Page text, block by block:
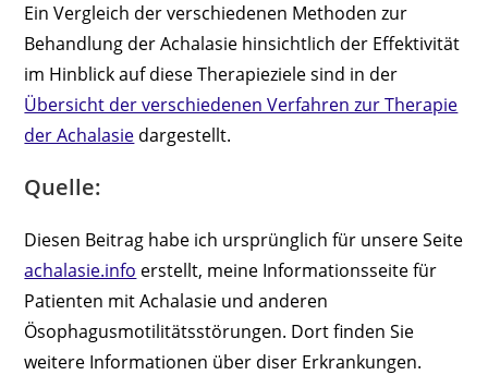
Ein Vergleich der verschiedenen Methoden zur
Behandlung der Achalasie hinsichtlich der Effektivität
im Hinblick auf diese Therapieziele sind in der
Übersicht der verschiedenen Verfahren zur Therapie
der Achalasie dargestellt.
Quelle:
Diesen Beitrag habe ich ursprünglich für unsere Seite
achalasie.info erstellt, meine Informationsseite für
Patienten mit Achalasie und anderen
Ösophagusmotilitätsstörungen. Dort finden Sie
weitere Informationen über diser Erkrankungen.